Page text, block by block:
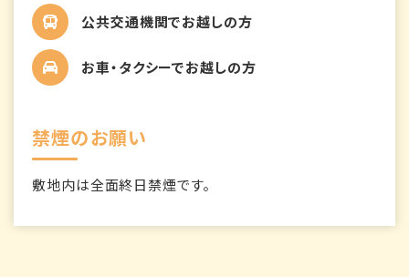
公共交通機関でお越しの方
お車・タクシーでお越しの方
禁煙のお願い
敷地内は全面終日禁煙です。